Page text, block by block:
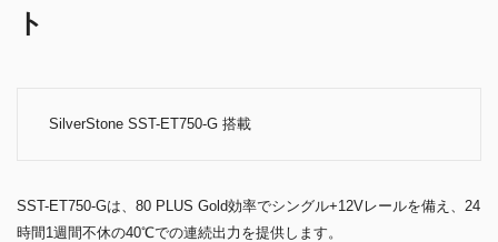
ト
SilverStone SST-ET750-G 搭載
SST-ET750-Gは、80 PLUS Gold効率でシングル+12Vレールを備え、24
時間1週間不休の40℃での連続出力を提供します。